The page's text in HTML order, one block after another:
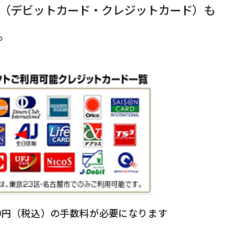
デビットカード・クレジットカード）も
（税込）の手数料が必要になります